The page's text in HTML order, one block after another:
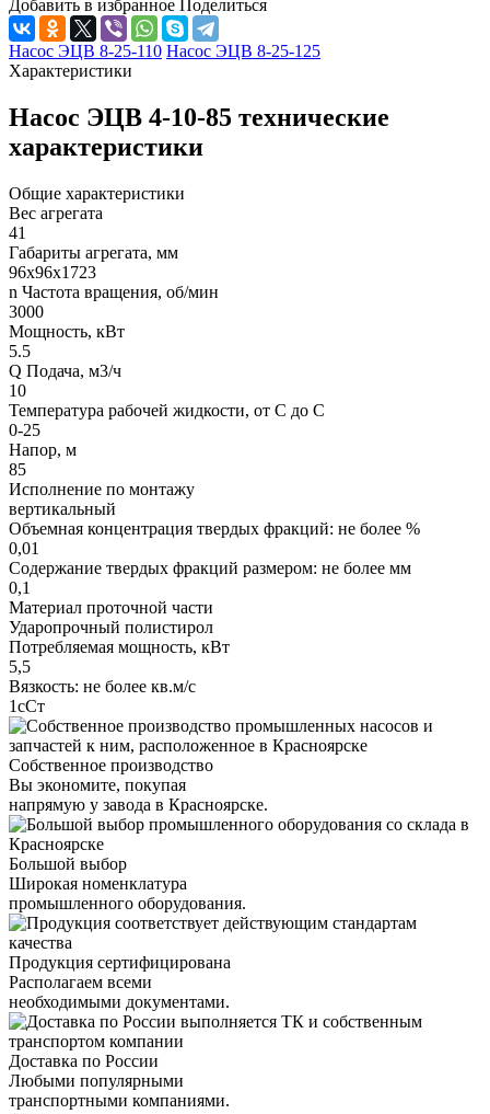
Добавить в избранное Поделиться
Насос ЭЦВ 8-25-110 Насос ЭЦВ 8-25-125
Характеристики
Насос ЭЦВ 4-10-85 технические
характеристики
Общие характеристики
Вес агрегата
41
Габариты агрегата, мм
96х96х1723
n Частота вращения, об/мин
3000
Мощность, кВт
5.5
Q Подача, м3/ч
10
Температура рабочей жидкости, от С до С
0-25
Напор, м
85
Исполнение по монтажу
вертикальный
Объемная концентрация твердых фракций: не более %
0,01
Содержание твердых фракций размером: не более мм
0,1
Материал проточной части
Ударопрочный полистирол
Потребляемая мощность, кВт
5,5
Вязкость: не более кв.м/с
1сСт
Собственное производство
Вы экономите, покупая
напрямую у завода в Красноярске.
Большой выбор
Широкая номенклатура
промышленного оборудования.
Продукция сертифицирована
Располагаем всеми
необходимыми документами.
Доставка по России
Любыми популярными
транспортными компаниями.